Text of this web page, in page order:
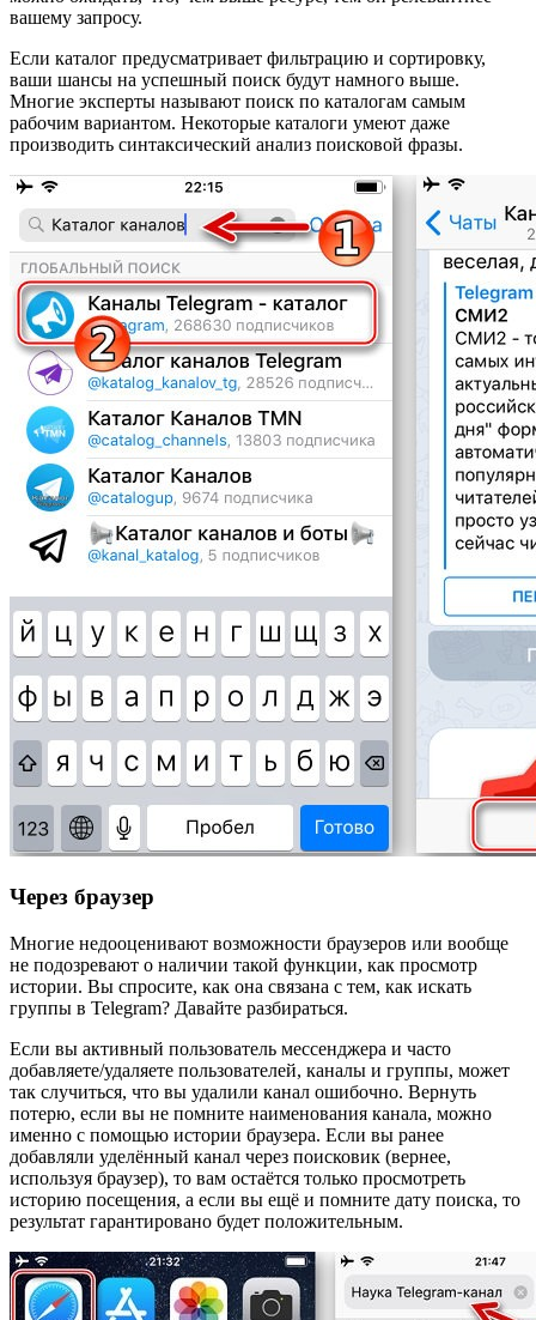
вашему запросу.
Если каталог предусматривает фильтрацию и сортировку,
ваши шансы на успешный поиск будут намного выше.
Многие эксперты называют поиск по каталогам самым
рабочим вариантом. Некоторые каталоги умеют даже
производить синтаксический анализ поисковой фразы.
Через браузер
Многие недооценивают возможности браузеров или вообще
не подозревают о наличии такой функции, как просмотр
истории. Вы спросите, как она связана с тем, как искать
группы в Telegram? Давайте разбираться.
Если вы активный пользователь мессенджера и часто
добавляете/удаляете пользователей, каналы и группы, может
так случиться, что вы удалили канал ошибочно. Вернуть
потерю, если вы не помните наименования канала, можно
именно с помощью истории браузера. Если вы ранее
добавляли уделённый канал через поисковик (вернее,
используя браузер), то вам остаётся только просмотреть
историю посещения, а если вы ещё и помните дату поиска, то
результат гарантировано будет положительным.